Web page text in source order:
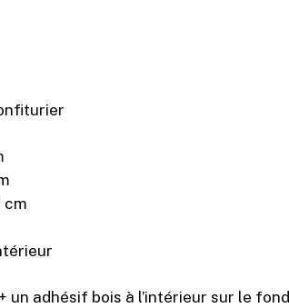
un adhésif bois à l’intérieur sur le fond